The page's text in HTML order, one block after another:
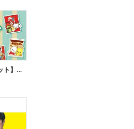
【サンリオ×メーカーマスコット】オリジナルグッズ貰える!